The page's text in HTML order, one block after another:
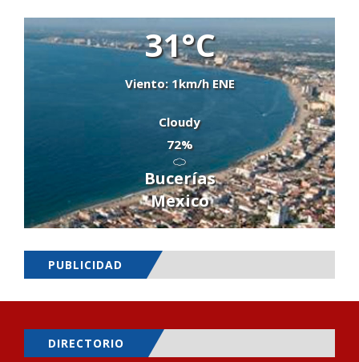
31°C
Viento: 1km/h ENE
Cloudy
72%
Bucerías
Mexico
PUBLICIDAD
DIRECTORIO